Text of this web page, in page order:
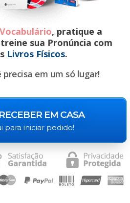
Vocabulário, pratique a
sua Pronúncia com
Livros Físicos.
precisa em um só lugar!
EM CASA
para iniciar pedido!